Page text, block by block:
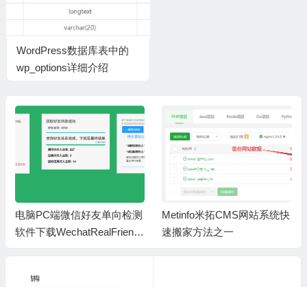
WordPress数据库表中的
wp_options详细介绍
电脑PC端微信好友单向检测
软件下载WechatRealFriends
Metinfo米拓CMS网站系统快
速搬家方法之一